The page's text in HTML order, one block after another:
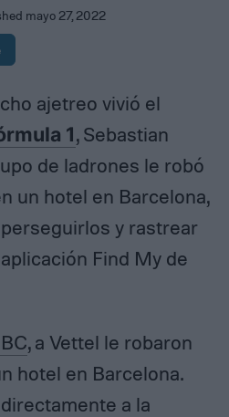
mayo 27, 2022
ajetreo vivió el
1, Sebastian
de ladrones le robó
un hotel en Barcelona,
y rastrear
Find My de
, a Vettel le robaron
hotel en Barcelona.
a la